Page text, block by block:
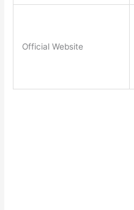
Official Website